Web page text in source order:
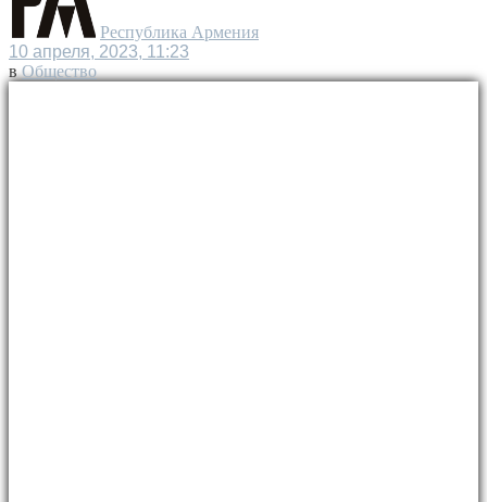
Республика Армения
10 апреля, 2023, 11:23
в Общество